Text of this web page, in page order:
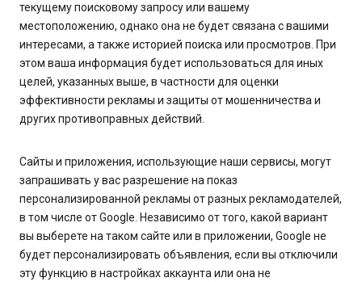
текущему поисковому запросу или вашему
местоположению, однако она не будет связана с вашими
интересами, а также историей поиска или просмотров. При
этом ваша информация будет использоваться для иных
целей, указанных выше, в частности для оценки
эффективности рекламы и защиты от мошенничества и
других противоправных действий.
Сайты и приложения, использующие наши сервисы, могут
запрашивать у вас разрешение на показ
персонализированной рекламы от разных рекламодателей,
в том числе от Google. Независимо от того, какой вариант
вы выберете на таком сайте или в приложении, Google не
будет персонализировать объявления, если вы отключили
эту функцию в настройках аккаунта или она не